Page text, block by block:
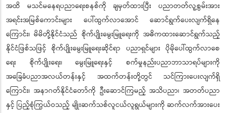
အထိ မသင်မနေရပညာရေးစနစ်ကို ချမှတ်ထားပြီး ပညာတတ်လူ့စွမ်းအား
အရင်းအမြစ်ကောင်းများ ပေါ်ထွက်လာအောင် ဆောင်ရွက်ပေးလျက်ရှိနေ
ကြောင်း၊ မိမိတို့နိုင်ငံသည် စိုက်ပျိုးမွေးမြူရေးကို အဓိကထားဆောင်ရွက်သည့်
နိုင်ငံဖြစ်သဖြင့် စိုက်ပျိုးမွေးမြူရေးဆိုင်ရာ ပညာရှင်များ ပိုမိုပေါ်ထွက်လာစေ
ရေး စိုက်ပျိုးရေး၊ မွေးမြူရေးနှင့် စက်မှုနည်းပညာဘာသာရပ်များကို
အခြေခံပညာအလယ်တန်းနှင့် အထက်တန်းတို့တွင် သင်ကြားပေးလျက်ရှိ
ကြောင်း၊ အနာဂတ်နိုင်ငံတော်ကို ဦးဆောင်ကြမည့် အသိပညာ၊ အတတ်ပညာ
နှင့် ပြည့်စုံကြွယ်ဝသည့် မျိုးဆက်သစ်လူငယ်လူရွယ်များကို ဆက်လက်အားပေး